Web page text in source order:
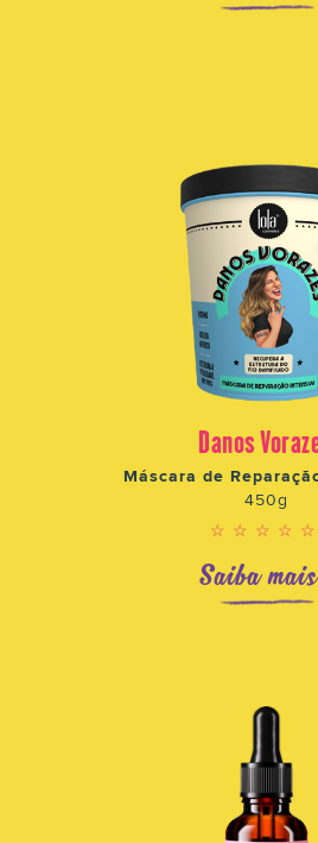
Danos
Máscara de
450g
☆☆☆☆☆
Saiba